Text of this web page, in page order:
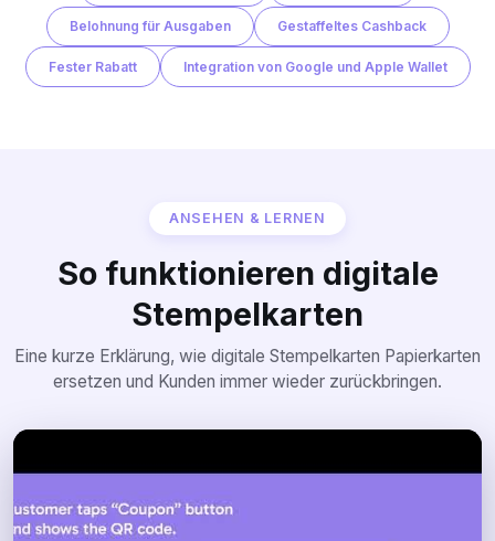
Belohnung für Ausgaben Gestaffeltes Cashback
Fester Rabatt Integration von Google und Apple Wallet
ANSEHEN & LERNEN
So funktionieren digitale
Stempelkarten
Eine kurze Erklärung, wie digitale Stempelkarten Papierkarten
ersetzen und Kunden immer wieder zurückbringen.